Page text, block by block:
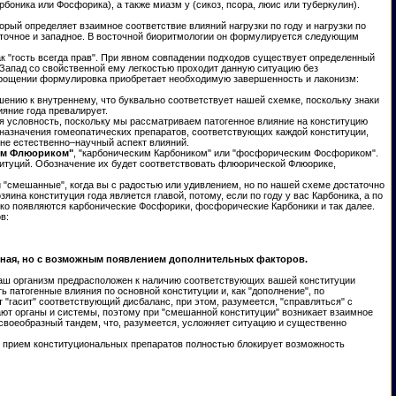
или Фосфорика), а также миазм у (сикоз, псора, люис или туберкулин).
определяет взаимное соответствие влияний нагрузки по году и нагрузки по
и западное. В восточной биоритмологии он формулируется следующим
"гость всегда прав". При явном совпадении подходов существует определенный
со свойственной ему легкостью проходит данную ситуацию без
формулировка приобретает необходимую завершенность и лаконизм:
к внутреннему, что буквально соответствует нашей схемке, поскольку знаки
года превалирует.
поскольку мы рассматриваем патогенное влияние на конституцию
гомеопатических препаратов, соответствующих каждой конституции,
естественно–научный аспект влияний.
Флюориком" , "карбоническим Карбоником" или "фосфорическим Фосфориком".
Обозначение их будет соответствовать флюорической Флюорике,
"смешанные", когда вы с радостью или удивлением, но по нашей схеме достаточно
конституция года является главой, потому, если по году у вас Карбоника, а по
появляются карбонические Фосфорики, фосфорические Карбоники и так далее.
но с возможным появлением дополнительных факторов.
организм предрасположен к наличию соответствующих вашей конституции
влияния по основной конституции и, как "дополнение", по
соответствующий дисбаланс, при этом, разумеется, "справляться" с
органы и системы, поэтому при "смешанной конституции" возникает взаимное
тандем, что, разумеется, усложняет ситуацию и существенно
конституциональных препаратов полностью блокирует возможность